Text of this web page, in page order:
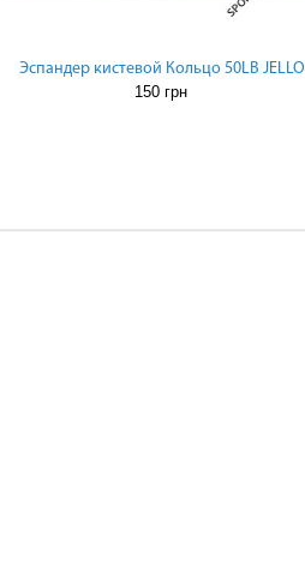
Эспандер кистевой Кольцо 50LB JELLO
150 грн